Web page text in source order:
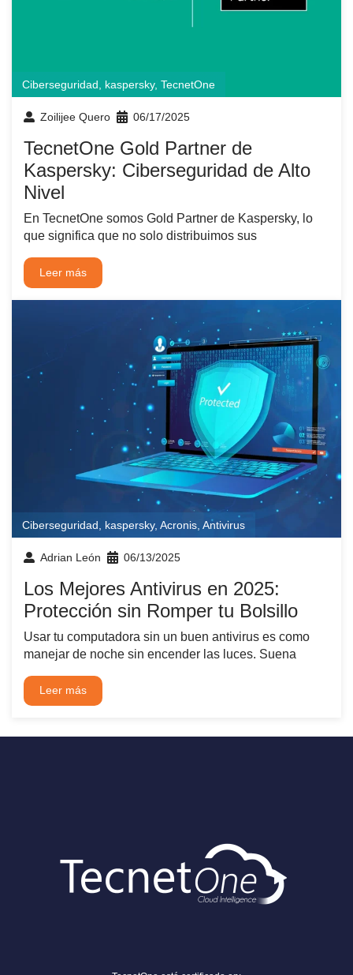
Ciberseguridad, kaspersky, TecnetOne
Zoilijee Quero 06/17/2025
TecnetOne Gold Partner de
Kaspersky: Ciberseguridad de Alto
Nivel
En TecnetOne somos Gold Partner de Kaspersky, lo
que significa que no solo distribuimos sus
Leer más
Ciberseguridad kaspersky, Acronis Antivirus
Adrian León 06/13/2025
Los Mejores Antivirus en 2025:
Protección sin Romper tu Bolsillo
Usar tu computadora sin un buen antivirus es como
manejar de noche sin encender las luces. Suena
Leer más